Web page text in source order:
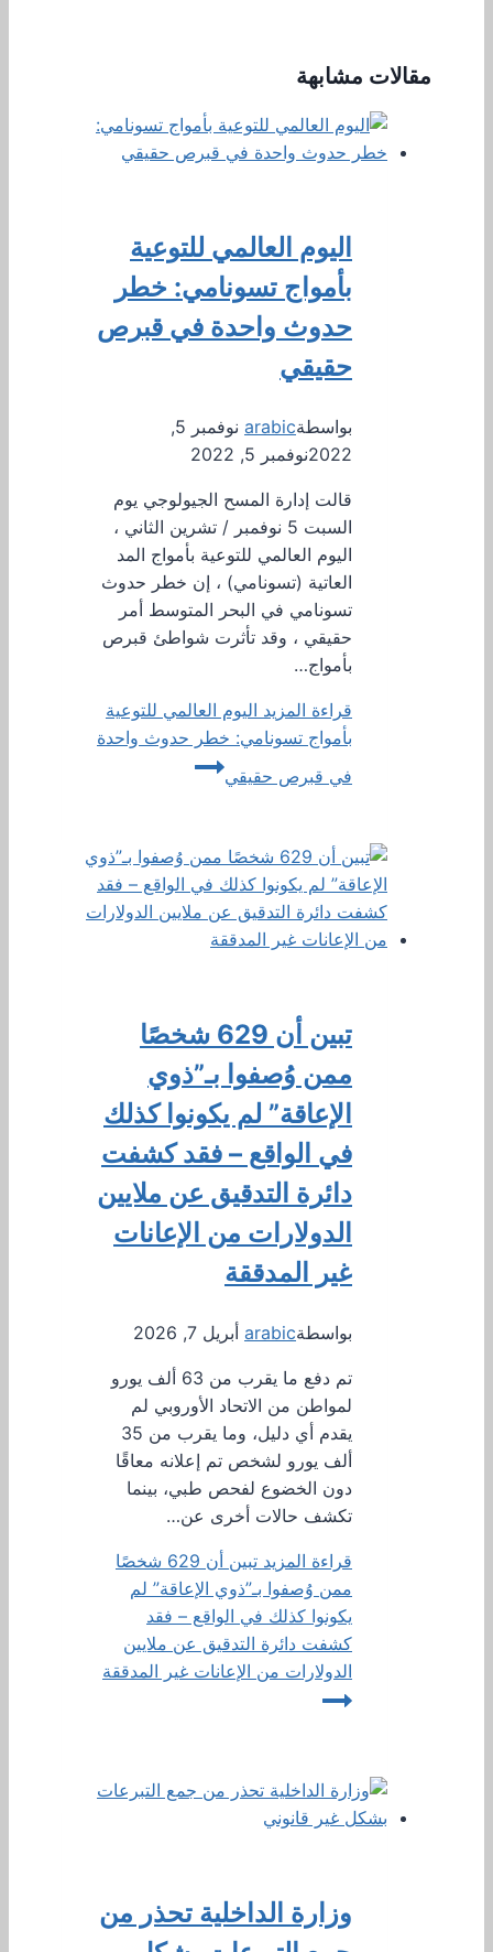
مقالات مشابهة
اليوم العالمي للتوعية
بأمواج تسونامي: خطر
حدوث واحدة في قبرص
حقيقي
بواسطةarabic
نوفمبر 5,
2022نوفمبر 5, 2022
قالت إدارة المسح الجيولوجي يوم
السبت 5 نوفمبر / تشرين الثاني ،
اليوم العالمي للتوعية بأمواج المد
العاتية (تسونامي) ، إن خطر حدوث
تسونامي في البحر المتوسط ​​أمر
حقيقي ، وقد تأثرت شواطئ قبرص
بأمواج…
قراءة المزيد اليوم العالمي للتوعية
بأمواج تسونامي: خطر حدوث واحدة
في قبرص حقيقي
تبين أن 629 شخصًا
ممن وُصفوا بـ”ذوي
الإعاقة” لم يكونوا كذلك
في الواقع – فقد كشفت
دائرة التدقيق عن ملايين
الدولارات من الإعانات
غير المدققة
بواسطةarabic أبريل 7, 2026
تم دفع ما يقرب من 63 ألف يورو
لمواطن من الاتحاد الأوروبي لم
يقدم أي دليل، وما يقرب من 35
ألف يورو لشخص تم إعلانه معاقًا
دون الخضوع لفحص طبي، بينما
تكشف حالات أخرى عن…
قراءة المزيد
تبين أن 629 شخصًا
ممن وُصفوا بـ”ذوي الإعاقة” لم
يكونوا كذلك في الواقع – فقد
كشفت دائرة التدقيق عن ملايين
الدولارات من الإعانات غير المدققة
وزارة الداخلية تحذر من